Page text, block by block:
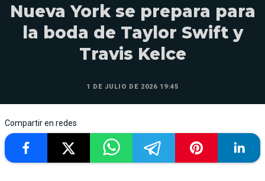
Nueva York se prepara para
la boda de Taylor Swift y
Travis Kelce
1 DE JULIO DE 2026 19:45
Compartir en redes